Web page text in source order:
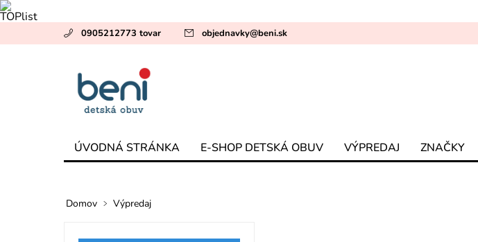
0905212773 tovar objednavky@beni.sk
ÚVODNÁ STRÁNKA E-SHOP DETSKÁ OBUV VÝPREDAJ ZNAČKY
Domov Výpredaj